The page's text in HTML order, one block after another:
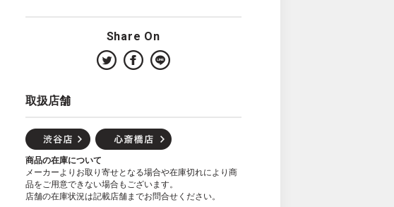
Share On
取扱店舗
商品の在庫について
メーカーよりお取り寄せとなる場合や在庫切れにより商
品をご用意できない場合もございます。
店舗の在庫状況は記載店舗までお問合せください。